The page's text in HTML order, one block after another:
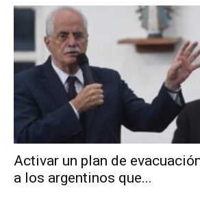
Activar un plan de
a los argentinos que...